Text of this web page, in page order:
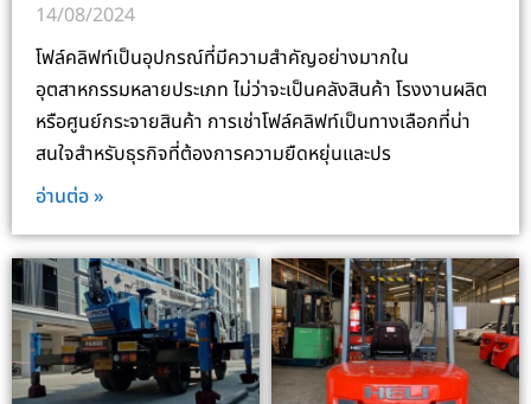
14/08/2024
โฟล์คลิฟท์เป็นอุปกรณ์ที่มีความสำคัญอย่างมากใน
อุตสาหกรรมหลายประเภท ไม่ว่าจะเป็นคลังสินค้า โรงงานผลิต
หรือศูนย์กระจายสินค้า การเช่าโฟล์คลิฟท์เป็นทางเลือกที่น่า
สนใจสำหรับธุรกิจที่ต้องการความยืดหยุ่นและปร
อ่านต่อ »